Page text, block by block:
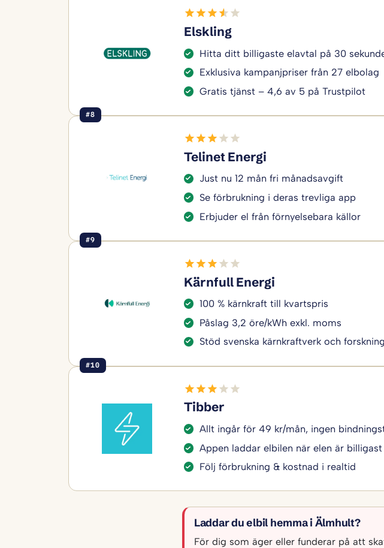
Elskling
Hitta ditt billigaste elavtal på 30
Exklusiva kampanjpriser från 27 elbolag
Gratis tjänst – 4,6 av 5 på Trustpilot
#8
Telinet Energi
Just nu 12 mån fri månadsavgift
Se förbrukning i deras trevliga app
Erbjuder el från förnyelsebara källor
#9
Kärnfull Energi
100 % kärnkraft till kvartspris
Påslag 3,2 öre/kWh exkl. moms
Stöd svenska kärnkraftverk och forskning
#10
Tibber
Allt ingår för 49 kr/mån, ingen
Appen laddar elbilen när elen är billigast
Följ förbrukning & kostnad i realtid
Laddar du elbil hemma i Älmhult?
För dig som äger eller funderar på att